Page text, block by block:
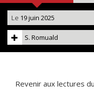
Le 19 juin 2025
S. Romuald
Revenir aux lectures du